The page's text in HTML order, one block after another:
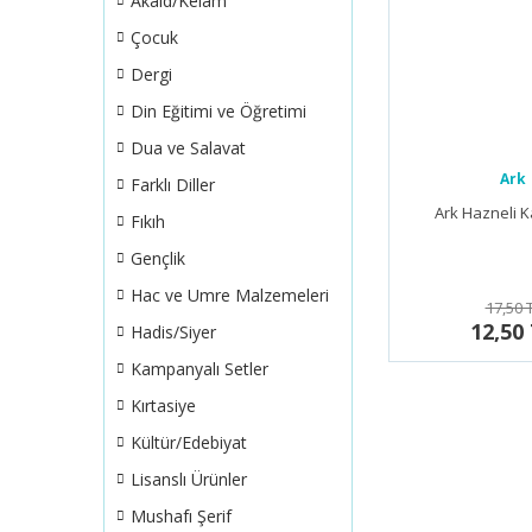
Çocuk
Dergi
Din Eğitimi ve Öğretimi
Dua ve Salavat
Farklı Diller
Fıkıh
Gençlik
Hac ve Umre Malzemeleri
Hadis/Siyer
Kampanyalı Setler
Kırtasiye
Kültür/Edebiyat
Lisanslı Ürünler
Mushafı Şerif
Ark
Ark Hazneli
17,50
12,50